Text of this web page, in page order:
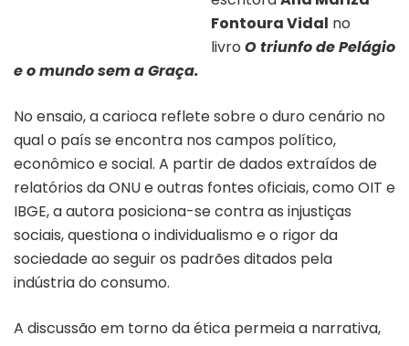
Fontoura Vidal no
livro O triunfo de Pelágio
e o mundo sem a Graça.
No ensaio, a carioca reflete sobre o duro cenário no
qual o país se encontra nos campos político,
econômico e social. A partir de dados extraídos de
relatórios da ONU e outras fontes oficiais, como OIT e
IBGE, a autora posiciona-se contra as injustiças
sociais, questiona o individualismo e o rigor da
sociedade ao seguir os padrões ditados pela
indústria do consumo.
A discussão em torno da ética permeia a narrativa,